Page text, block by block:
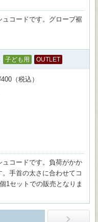
コードです。グローブ裾
子ども用 OUTLET
（税込）
コードです。負荷がかか
手首の太さに合わせてコ
1セットでの販売となりま